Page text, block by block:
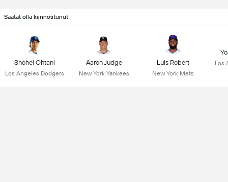
Saatat olla kiinnostunut
Shohei Ohtani
Los Angeles Dodgers
Aaron Judge
New York Yankees
Luis Robert
New York Mets
Los